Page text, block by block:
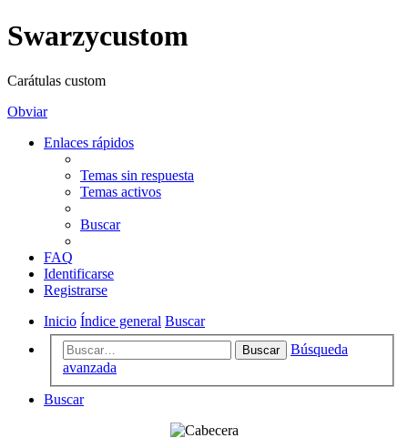
Swarzycustom
Carátulas custom
Obviar
Enlaces rápidos
Temas sin respuesta
Temas activos
Buscar
FAQ
Identificarse
Registrarse
Inicio Índice general Buscar
Buscar
Búsqueda
avanzada
Buscar